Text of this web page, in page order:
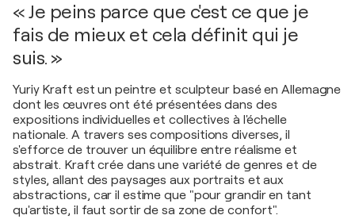
« Je peins parce que c'est ce que je
fais de mieux et cela définit qui je
suis. »
Yuriy Kraft est un peintre et sculpteur basé en Allemagne
dont les œuvres ont été présentées dans des
expositions individuelles et collectives à l'échelle
nationale. A travers ses compositions diverses, il
s'efforce de trouver un équilibre entre réalisme et
abstrait. Kraft crée dans une variété de genres et de
styles, allant des paysages aux portraits et aux
abstractions, car il estime que "pour grandir en tant
qu'artiste, il faut sortir de sa zone de confort".